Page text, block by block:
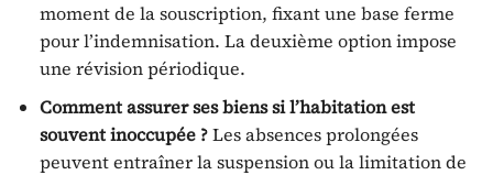
moment de la souscription, fixant une base ferme
pour l’indemnisation. La deuxième option impose
une révision périodique.
Comment assurer ses biens si l’habitation est
souvent inoccupée ?Les absences prolongées
peuvent entraîner la suspension ou la limitation de